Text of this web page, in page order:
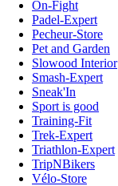
On-Fight
Padel-Expert
Pecheur-Store
Pet and Garden
Slowood Interior
Smash-Expert
Sneak'In
Sport is good
Training-Fit
Trek-Expert
Triathlon-Expert
TripNBikers
Vélo-Store